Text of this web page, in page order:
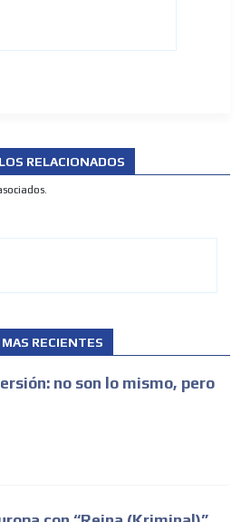
RELACIONADOS
RECIENTES
no son lo mismo, pero
ADVERTISEMENT